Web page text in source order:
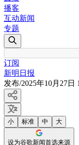
播客
互动新闻
专题
订阅
新明日报
发布/2025年10月27日
小 标准 中 大
设为谷歌新闻首选来源